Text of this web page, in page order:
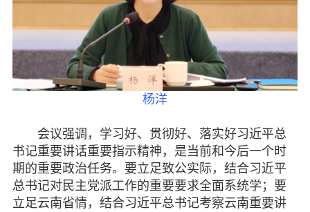
致公风采
书香机关
电子杂志
图片欣赏
视频中心
杨洋
会议强调，学习好、贯彻好、落实好习近平总
书记重要讲话重要指示精神，是当前和今后一个时
期的重要政治任务。要立足致公实际，结合习近平
总书记对民主党派工作的重要要求全面系统学；要
立足云南省情，结合习近平总书记考察云南重要讲